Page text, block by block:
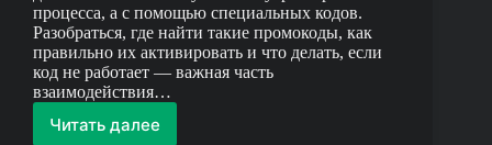
процесса, а с помощью специальных кодов.
Разобраться, где найти такие промокоды, как
правильно их активировать и что делать, если
код не работает — важная часть
взаимодействия…
Читать далее
Как